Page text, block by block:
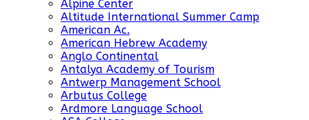
Alpine Center
Altitude International Summer Camp
American Ac.
American Hebrew Academy
Anglo Continental
Antalya Academy of Tourism
Antwerp Management School
Arbutus College
Ardmore Language School